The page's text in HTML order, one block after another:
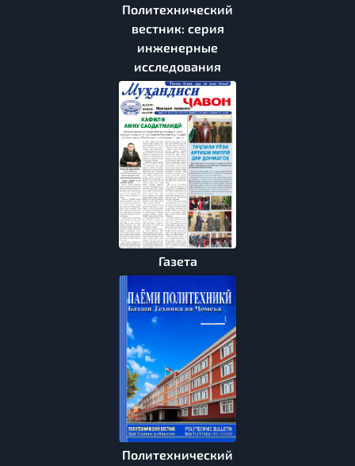
Политехнический
вестник: серия
инженерные
исследования
Газета
Политехнический